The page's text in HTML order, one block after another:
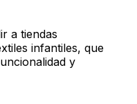
a tiendas
infantiles, que
y